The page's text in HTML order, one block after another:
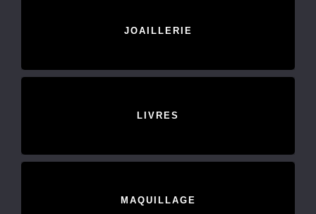
JOAILLERIE
LIVRES
MAQUILLAGE